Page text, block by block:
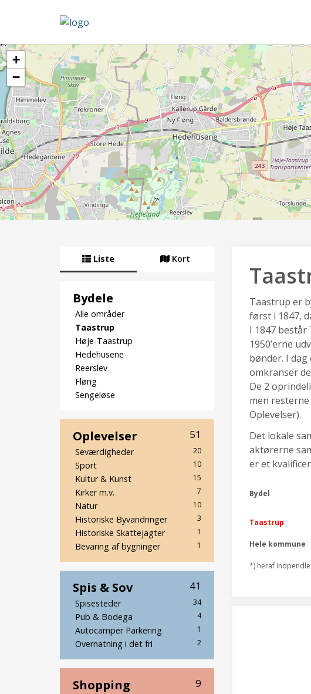
+
−
Liste Kort
Bydele
Alle områder
Taastrup
Høje-Taastrup
Hedehusene
Reerslev
Fløng
Sengeløse
51
Oplevelser
20
Seværdigheder
10
Sport
15
Kultur & Kunst
7
Kirker m.v.
10
Natur
3
Historiske Byvandringer
1
Historiske Skattejagter
1
Bevaring af bygninger
41
Spis & Sov
34
Spisesteder
4
Pub & Bodega
1
Autocamper Parkering
2
Overnatning i det fri
9
Shopping
Taastrup er
først i 1847,
I 1847
1950’erne
bønder. I
omkranser
De 2
men
Oplevelser).
Det lokale
aktørerne
er et
Bydel
Taastrup
Hele kommune
*) heraf